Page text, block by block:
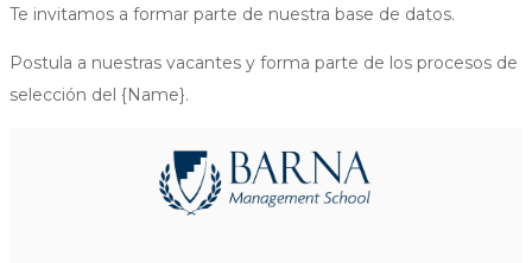
Te invitamos a formar parte de nuestra base de datos.
Postula a nuestras vacantes y forma parte de los procesos de
selección del {Name}.